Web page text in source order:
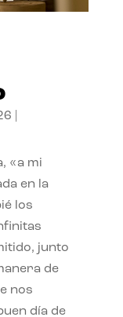
«a mi
en la
los
junto
de
nos
día de